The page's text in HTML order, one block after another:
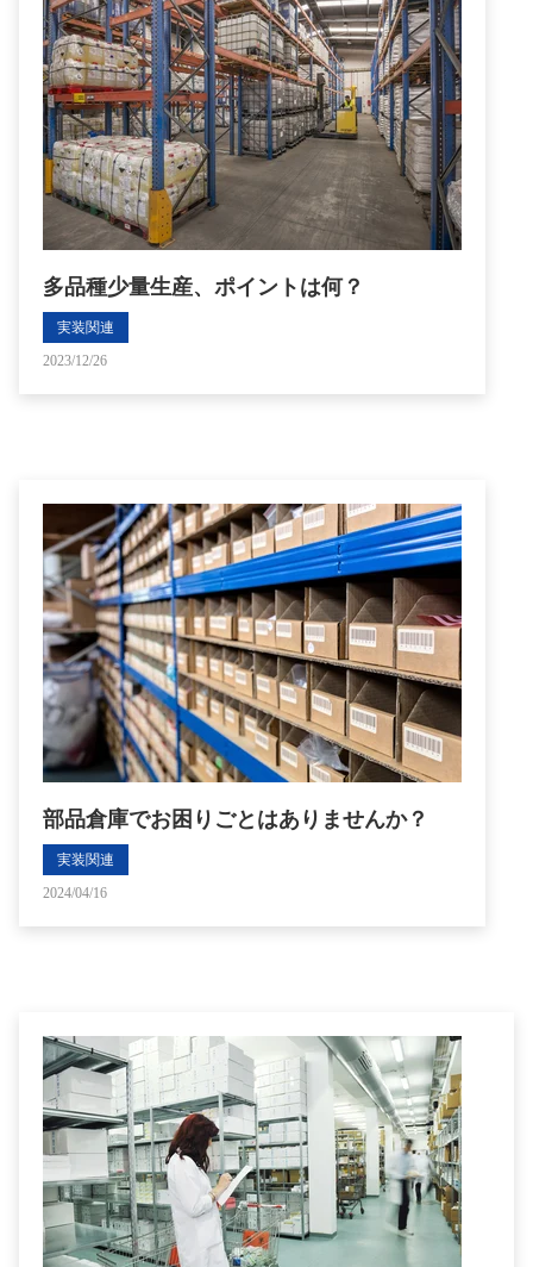
多品種少量生産、ポイントは何？
実装関連
2023/12/26
部品倉庫でお困りごとはありませんか？
実装関連
2024/04/16